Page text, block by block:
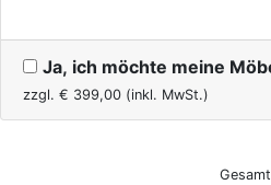
Ja, ich möchte meine
zzgl. € 399,00 (inkl. MwSt.)